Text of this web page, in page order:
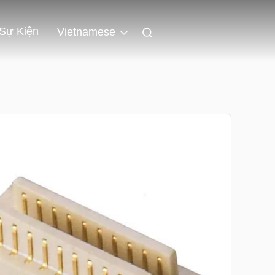
Kiện Vietnamese